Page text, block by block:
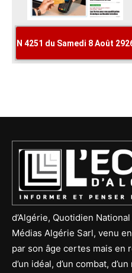
d’Algérie, Quotidien
Médias Algérie Sarl, venu
par son âge certes mais en
d’un idéal, d’un combat,